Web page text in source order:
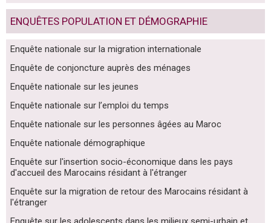
ENQUÊTES POPULATION ET DÉMOGRAPHIE
Enquête nationale sur la migration internationale
Enquête de conjoncture auprès des ménages
Enquête nationale sur les jeunes
Enquête nationale sur l’emploi du temps
Enquête nationale sur les personnes âgées au Maroc
Enquête nationale démographique
Enquête sur l'insertion socio-économique dans les pays
d'accueil des Marocains résidant à l'étranger
Enquête sur la migration de retour des Marocains résidant à
l'étranger